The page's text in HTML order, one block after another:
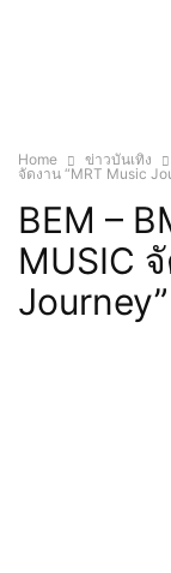
Home ข่าวบันเทิง
จัดงาน “MRT Music
BEM –
MUSIC